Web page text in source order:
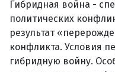
Гибридная война -
политических
результат
конфликта. Условия
гибридную войну.